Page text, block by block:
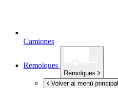
Camiones
Remolques
Remolques
Volver al menú principal